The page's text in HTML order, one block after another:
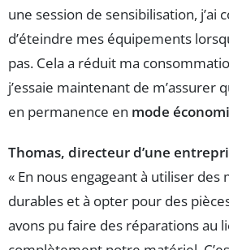
une session de sensibilisation, j’ai
d’éteindre mes équipements
pas. Cela a réduit ma
j’essaie maintenant de m’assurer
en permanence en mode
Thomas, directeur d’une
« En nous engageant à utiliser des
durables et à opter pour des
avons pu faire des réparations au